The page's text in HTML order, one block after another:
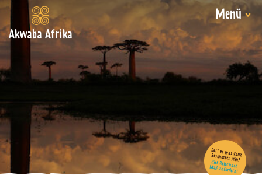
Akwaba Afrika
Menü
Darf es was ganz Besonderes sein?
Hier Reise nach Maß anfordern!